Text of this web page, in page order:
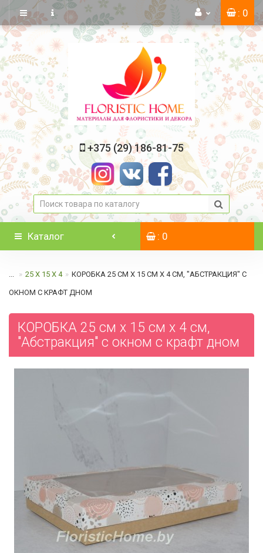
: 0
+375 (29) 186-81-75
Каталог : 0
... 25 Х 15 Х 4 КОРОБКА 25 СМ Х 15 СМ Х 4 СМ, "АБСТРАКЦИЯ" C
ОКНОМ С КРАФТ ДНОМ
КОРОБКА 25 см х 15 см х 4 см,
"Абстракция" c окном с крафт дном